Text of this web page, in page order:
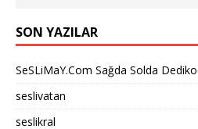
SON YAZILAR
SeSLiMaY.Com Sağda Solda
seslivatan
seslikral